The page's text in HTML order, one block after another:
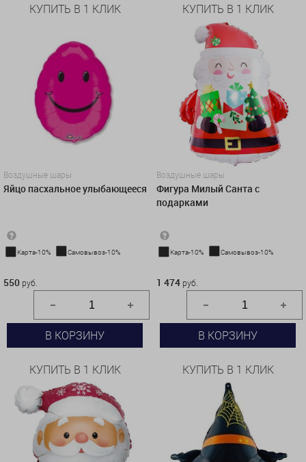
КУПИТЬ В 1 КЛИК КУПИТЬ В 1 КЛИК
Воздушные шары
Яйцо пасхальное улыбающееся
Карта-10% Самовывоз-10%
550 руб.
В КОРЗИНУ
КУПИТЬ В 1 КЛИК
Воздушные шары
Фигура Милый Санта с
подарками
Карта-10% Самовывоз-10%
1 474 руб.
В КОРЗИНУ
КУПИТЬ В 1 КЛИК